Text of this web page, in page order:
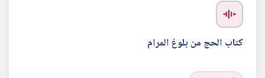
كتاب الحج من بلوغ المرام